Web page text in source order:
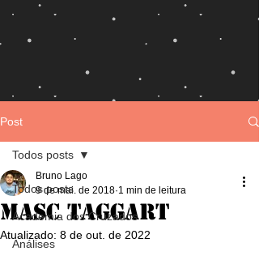
Post
Todos posts
Academia dos Cruzados
Análises
Todos posts
Masc Taggart
Bruno Lago
9 de mai. de 2018 1 min de leitura
Atualizado: 8 de out. de 2022